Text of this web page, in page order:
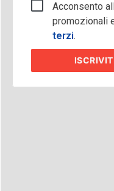
Acconsento
promozionali
terzi.